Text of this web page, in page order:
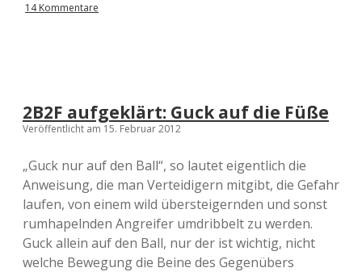
o
r
ê
e
<
b
r
>
D
e
u
14 Kommentare
2B2F aufgeklärt: Guck auf die Füße
Veröffentlicht am 15. Februar 2012
„Guck nur auf den Ball“, so lautet eigentlich die
Anweisung, die man Verteidigern mitgibt, die Gefahr
laufen, von einem wild übersteigernden und sonst
rumhapelnden Angreifer umdribbelt zu werden.
Guck allein auf den Ball, nur der ist wichtig, nicht
welche Bewegung die Beine des Gegenübers